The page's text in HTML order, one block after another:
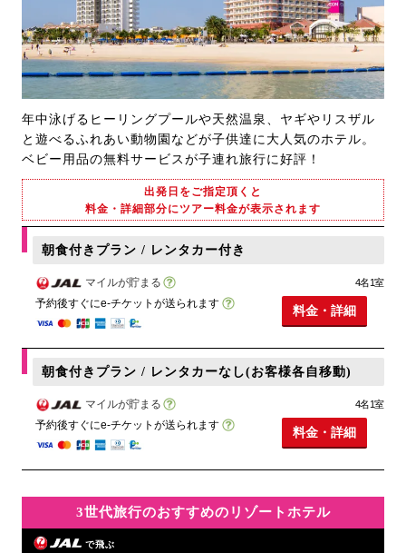
年中泳げるヒーリングプールや天然温泉、ヤギやリスザル
と遊べるふれあい動物園などが子供達に大人気のホテル。
ベビー用品の無料サービスが子連れ旅行に好評！
出発日をご指定頂くと
料金・詳細部分にツアー料金が表示されます
朝食付きプラン / レンタカー付き
マイルが貯まる
予約後すぐにe-チケットが送られます
4名1室
料金・詳細
朝食付きプラン / レンタカーなし(お客様各自移動)
マイルが貯まる
予約後すぐにe-チケットが送られます
4名1室
料金・詳細
3世代旅行のおすすめのリゾートホテル
で飛ぶ